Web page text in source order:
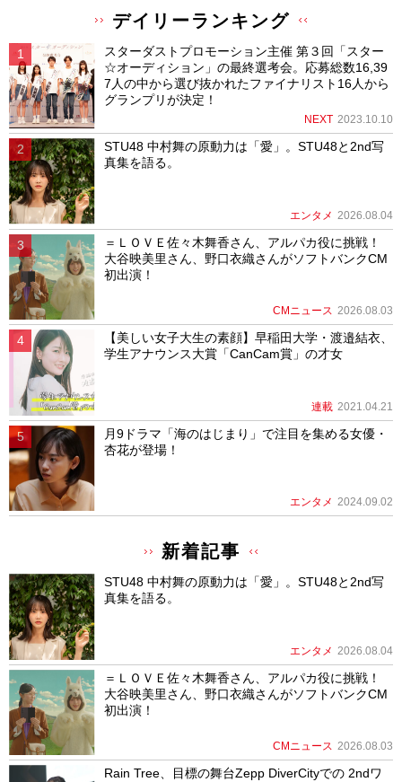
デイリーランキング
スターダストプロモーション主催 第３回「スター
☆オーディション」の最終選考会。応募総数16,39
7人の中から選び抜かれたファイナリスト16人から
グランプリが決定！
NEXT 2023.10.10
STU48 中村舞の原動力は「愛」。STU48と2nd写
真集を語る。
エンタメ 2026.08.04
＝ＬＯＶＥ佐々木舞香さん、アルパカ役に挑戦！
大谷映美里さん、野口衣織さんがソフトバンクCM
初出演！
CMニュース 2026.08.03
【美しい女子大生の素顔】早稲田大学・渡邉結衣、
学生アナウンス大賞「CanCam賞」の才女
連載 2021.04.21
月9ドラマ「海のはじまり」で注目を集める女優・
杏花が登場！
エンタメ 2024.09.02
新着記事
STU48 中村舞の原動力は「愛」。STU48と2nd写
真集を語る。
エンタメ 2026.08.04
＝ＬＯＶＥ佐々木舞香さん、アルパカ役に挑戦！
大谷映美里さん、野口衣織さんがソフトバンクCM
初出演！
CMニュース 2026.08.03
Rain Tree、目標の舞台Zepp DiverCityでの 2ndワ